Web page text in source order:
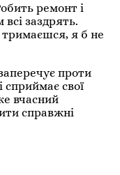
ремонт і
заздрять.
тримаєшся, я б не
проти
сприймає свої
вчасний
справжні